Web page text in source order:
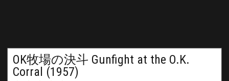
OK牧場の決斗 Gunfight at the O.K.
Corral (1957)